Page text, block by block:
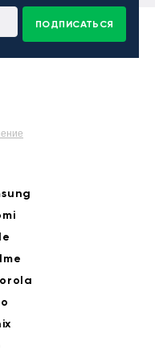
ПОДПИСАТЬСЯ